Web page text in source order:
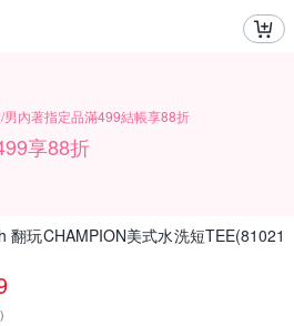
男內著指定品滿499結帳享88折
享88折
翻玩CHAMPION美式水洗短TEE(81021
)